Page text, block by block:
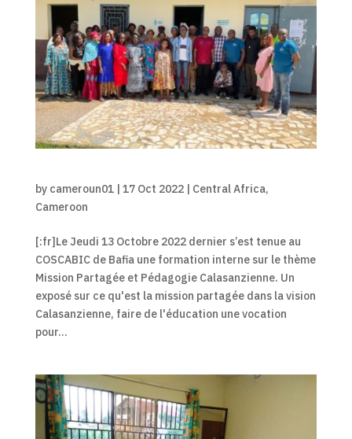
by cameroun01| 17 Oct 2022| Central Africa,
Cameroon
[:fr]Le Jeudi 13 Octobre 2022 dernier s’est tenue au
COSCABIC de Bafia une formation interne sur le thème
Mission Partagée et Pédagogie Calasanzienne. Un
exposé sur ce qu'est la mission partagée dans la vision
Calasanzienne, faire de l'éducation une vocation
pour...